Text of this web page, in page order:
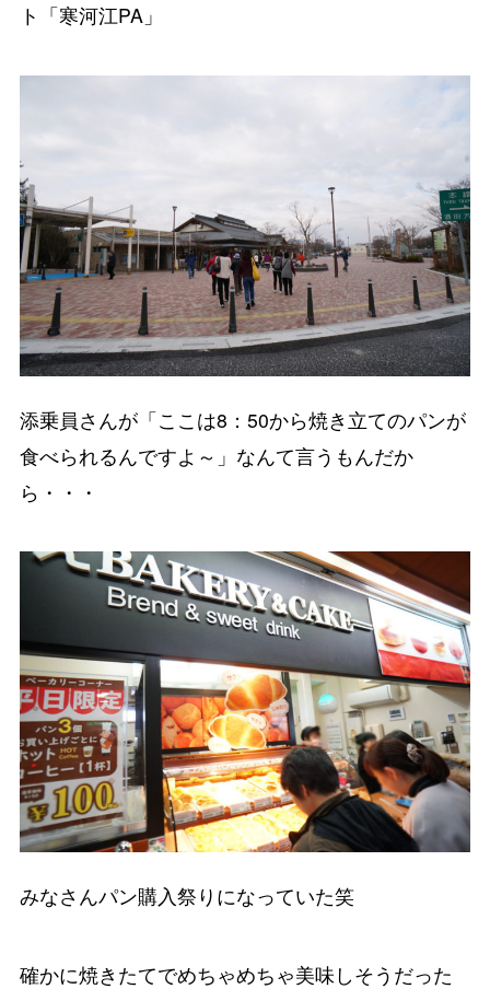
ト「寒河江PA」
添乗員さんが「ここは8：50から焼き立てのパンが
食べられるんですよ～」なんて言うもんだか
ら・・・
みなさんパン購入祭りになっていた笑
確かに焼きたてでめちゃめちゃ美味しそうだった